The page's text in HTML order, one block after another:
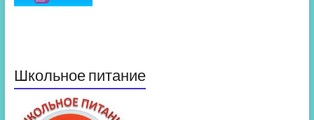
Школьное питание